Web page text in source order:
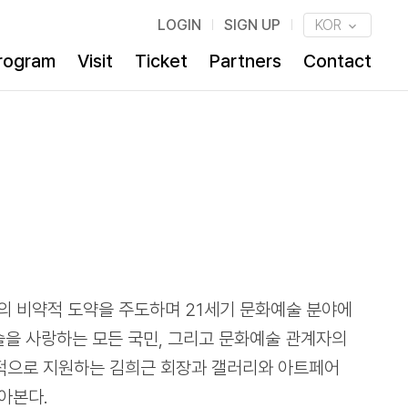
LOGIN SIGN UP KOR
Visit Ticket Partners Contact
비약적 도약을 주도하며 21세기 문화예술 분야에
사랑하는 모든 국민, 그리고 문화예술 관계자의
로 지원하는 김희근 회장과 갤러리와 아트페어
본다.